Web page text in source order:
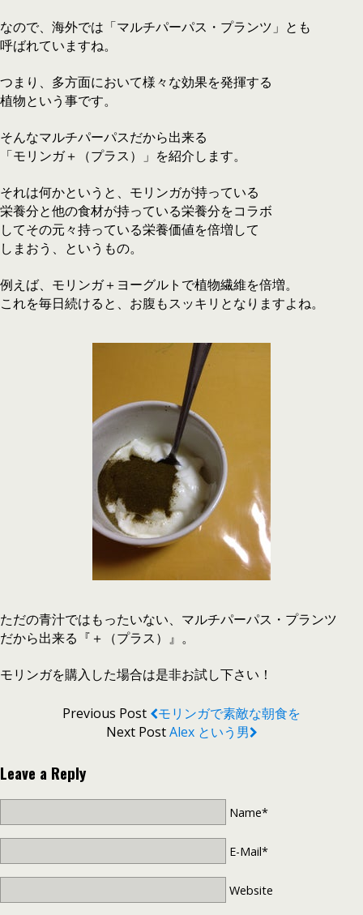
なので、海外では「マルチパーパス・プランツ」とも
呼ばれていますね。
つまり、多方面において様々な効果を発揮する
植物という事です。
そんなマルチパーパスだから出来る
「モリンガ＋（プラス）」を紹介します。
それは何かというと、モリンガが持っている
栄養分と他の食材が持っている栄養分をコラボ
してその元々持っている栄養価値を倍増して
しまおう、というもの。
例えば、モリンガ＋ヨーグルトで植物繊維を倍増。
これを毎日続けると、お腹もスッキリとなりますよね。
ただの青汁ではもったいない、マルチパーパス・プランツ
だから出来る『＋（プラス）』。
モリンガを購入した場合は是非お試し下さい！
Previous Post
モリンガで素敵な朝食を
Next PostAlex という男
Leave a Reply
Name*
E-Mail*
Website